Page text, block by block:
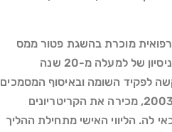
רפואית מוכרת בהשגת פטור ממס
הכנסה. המשרד, בהובלתה של עו"ד ויקטוריה קובריגה בעלת ניסיון של למעלה מ-20 שנה
לפקיד השומה ובאיסוף המסמכים
הרפואיים הנדרשים. עו"ד קובריגה, הפעילה כעורכת דין מאז 2003, מכירה את הקריטריונים
לה. הליווי האישי מתחילת ההליך